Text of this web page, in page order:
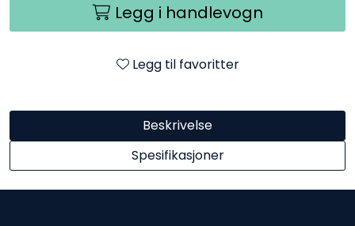
Legg i handlevogn
Legg til favoritter
Beskrivelse
Spesifikasjoner